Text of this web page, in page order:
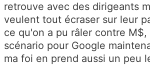
retrouve avec des dirigeants
veulent tout écraser sur leur
ce qu'on a pu râler contre M$,
scénario pour Google
ma foi en prend aussi un peu